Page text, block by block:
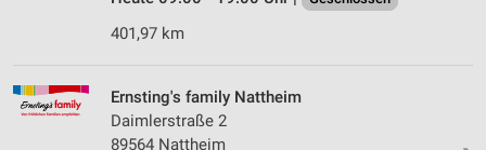
401,97 km
Ernsting's family Nattheim
Daimlerstraße 2
89564 Nattheim
Analyse von Zielgruppen durch Statistiken oder
Entwicklung und Verbesserung der Angebote